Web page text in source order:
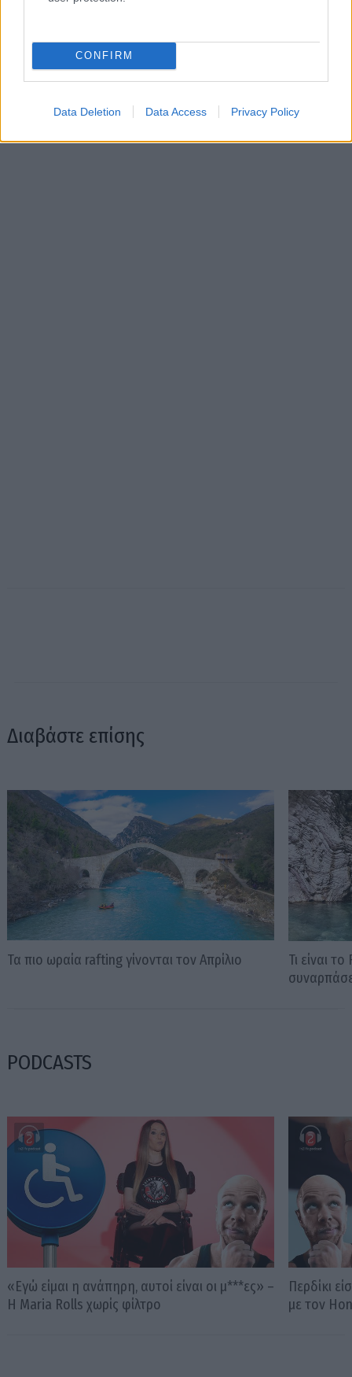
CONFIRM
Data Deletion Data Access Privacy Policy
Διαβάστε επίσης
Τα πιο ωραία rafting γίνονται τον Απρίλιο
Τι είναι
PODCASTS
«Εγώ είμαι η ανάπηρη, αυτοί είναι οι μ***ες» –
Η Maria Rolls χωρίς φίλτρο
Περδίκι
με τον